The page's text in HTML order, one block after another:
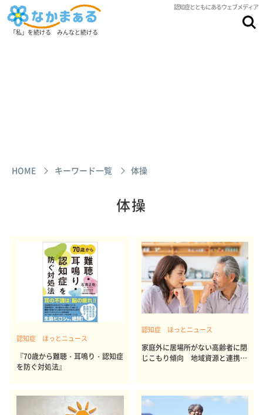
認知症とともにあるウェブメディア
「私」を続ける みんなと続ける
HOME キーワード一覧 体操
体操
認知症 ほっとニュース
『70歳から難聴・耳鳴り・認知症
を防ぐ対処法』
認知症 ほっとニュース
家庭外に居場所がない高齢者に閉
じこもり傾向 地域資源と連携し